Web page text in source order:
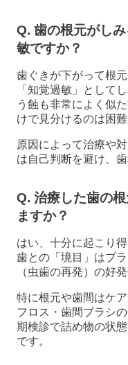
Q. 歯の根元がし
敏ですか？
歯ぐきが下がって根
「知覚過敏」として
う蝕も非常によく似
けで見分けるのは困難
原因によって治療や
は自己判断を避け、
Q. 治療した歯の
ますか？
はい、十分に起こり
歯との「境目」はプ
（虫歯の再発）の好
特に根元や歯間はケ
フロス・歯間ブラシ
期検診で詰め物の状
です。